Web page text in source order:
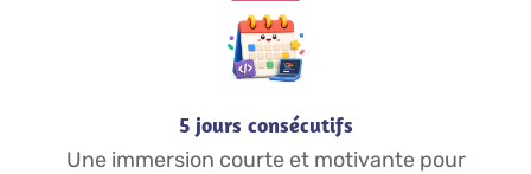
5 jours consécutifs
Une immersion courte et motivante pour